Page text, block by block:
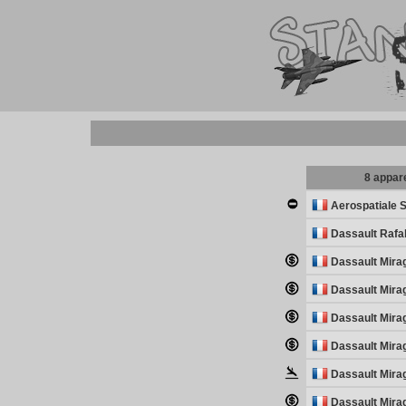
8
Aerospatiale
Dassault
Dassault
Dassault
Dassault
Dassault
Dassault
Dassault